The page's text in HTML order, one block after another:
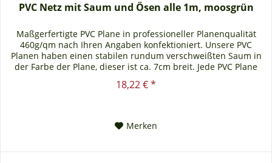
PVC Netz mit Saum und Ösen alle 1m, moosgrün
Maßgerfertigte PVC Plane in professioneller Planenqualität
460g/qm nach Ihren Angaben konfektioniert. Unsere PVC
Planen haben einen stabilen rundum verschweißten Saum in
der Farbe der Plane, dieser ist ca. 7cm breit. Jede PVC Plane
18,22 € *
Merken